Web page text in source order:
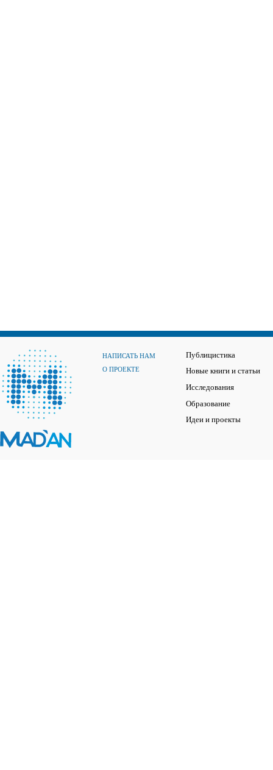
НАПИСАТЬ НАМ
О ПРОЕКТЕ
Публицистика
Новые книги и статьи
Исследования
Образование
Идеи и проекты